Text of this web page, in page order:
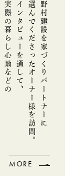
野村建設を
家づくりパートナーに
選んでくださった
オーナー様を訪問。
インタビューを通して、
実際の
暮らし心地などの
MORE